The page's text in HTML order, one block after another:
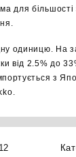
для більшості
одиницю. На
від 2.5% до
з